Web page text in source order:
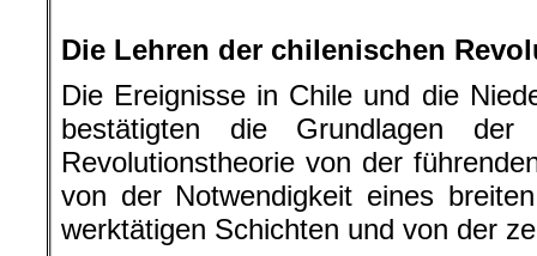
Die Lehren der chilenischen
Die Ereignisse in Chile und die
bestätigten die Grundlagen der
Revolutionstheorie von der
von der Notwendigkeit eines
werktätigen Schichten und von der